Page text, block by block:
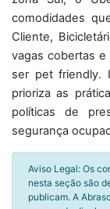
comodidades
Cliente,
vagas cobertas e
ser pet friendly.
prioriza as
políticas de
segurança
Aviso Legal: Os
nesta seção são
publicam. A